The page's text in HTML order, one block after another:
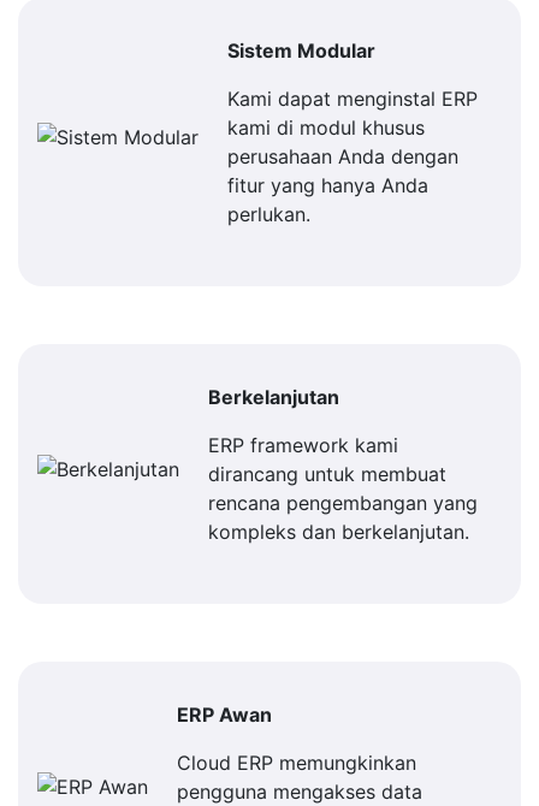
Sistem Modular
Kami dapat menginstal ERP
kami di modul khusus
perusahaan Anda dengan
fitur yang hanya Anda
perlukan.
Berkelanjutan
ERP framework kami
dirancang untuk membuat
rencana pengembangan yang
kompleks dan berkelanjutan.
ERP Awan
Cloud ERP memungkinkan
pengguna mengakses data